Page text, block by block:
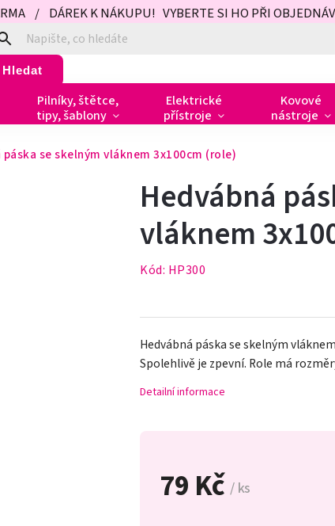
/ DÁREK K NÁKUPU! VYBERTE SI HO PŘI
Hledat
Pilníky, štětce,
tipy, šablony
Elektrické
přístroje
Kovové
nástroje
páska se skelným vláknem 3x100cm (role)
79 Kč/ ks
Hedvábná
vláknem
Kód: HP300
Hedvábná páska se skelným
Spolehlivě je zpevní. Role má
Detailní informace